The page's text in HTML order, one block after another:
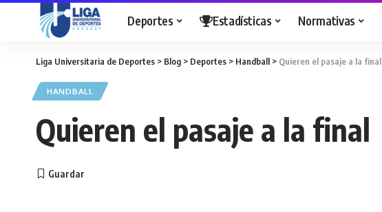
Deportes Estadísticas Normativas
Liga Universitaria de Deportes > Blog > Deportes > Handball > Quieren el pasaje a la final
HANDBALL
Quieren el pasaje a la final